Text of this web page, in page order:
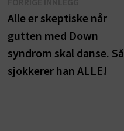
innlegg:
Alle er skeptiske når
gutten med Down
syndrom skal danse. Så
sjokkerer han ALLE!